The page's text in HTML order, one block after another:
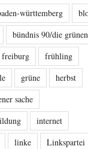
württemberg
bündnis 90/die grünen
freiburg
frühling
grüne
herbst
sache
internet
linke
Linkspartei